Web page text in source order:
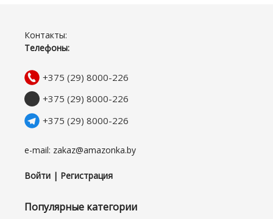
Контакты:
Телефоны:
+375 (29) 8000-226
+375 (29) 8000-226
+375 (29) 8000-226
e-mail: zakaz@amazonka.by
Войти | Регистрация
Популярные категории